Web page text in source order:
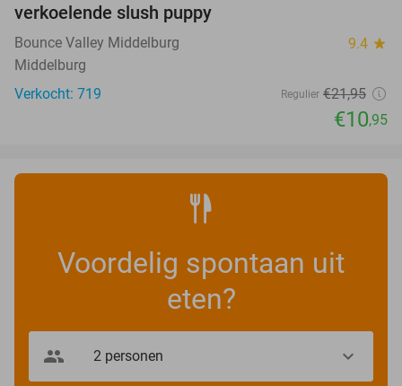
verkoelende slush puppy
Bounce Valley Middelburg 9.4 star
Middelburg
Verkocht: 719
Regulier €21,95
€10,95
Voordelig spontaan uit
eten?